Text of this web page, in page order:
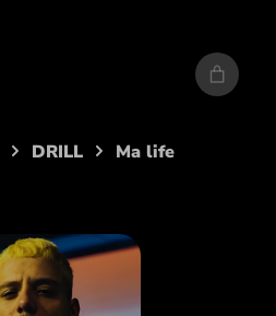
DRILL Ma life